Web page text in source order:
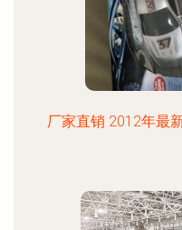
厂家直销 2012年最